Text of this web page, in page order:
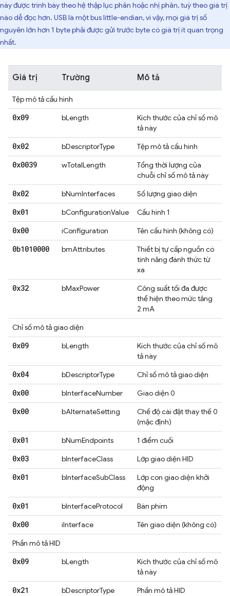
này được trình bày theo hệ thập lục phân hoặc nhị phân, tuỳ theo giá trị
nào dễ đọc hơn. USB là một bus little-endian, vì vậy, mọi giá trị số
nguyên lớn hơn 1 byte phải được gửi trước byte có giá trị ít quan trọng
nhất.
Giá trị Trường Mô tả
Tệp mô tả cấu hình
0x09 bLength
Kích thước của chỉ số mô
tả này
0x02 bDescriptorType Tệp mô tả cấu hình
0x0039 wTotalLength
Tổng thời lượng của
chuỗi chỉ số mô tả này
0x02 bNumInterfaces Số lượng giao diện
0x01 bConfigurationValue Cấu hình 1
0x00 iConfiguration Tên cấu hình (không có)
0b1010000 bmAttributes
Thiết bị tự cấp nguồn có
tính năng đánh thức từ
xa
0x32 bMaxPower
Công suất tối đa được
thể hiện theo mức tăng
2 mA
Chỉ số mô tả giao diện
0x09 bLength
Kích thước của chỉ số mô
tả này
0x04 bDescriptorType Chỉ số mô tả giao diện
0x00 bInterfaceNumber Giao diện 0
0x00 bAlternateSetting
Chế độ cài đặt thay thế 0
(mặc định)
0x01 bNumEndpoints 1 điểm cuối
0x03 bInterfaceClass Lớp giao diện HID
0x01 bInterfaceSubClass
Lớp con giao diện khởi
động
0x01 bInterfaceProtocol Bàn phím
0x00 iInterface
Tên giao diện (không có)
Phần mô tả HID
0x09 bLength
Kích thước của chỉ số mô
tả này
0x21 bDescriptorType Phần mô tả HID